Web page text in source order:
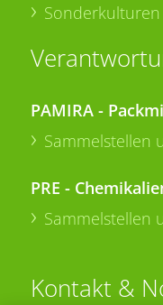
Sonderkulturen
PAMIRA -
Sammelstellen
PRE -
Sammelstellen
Kontakt &